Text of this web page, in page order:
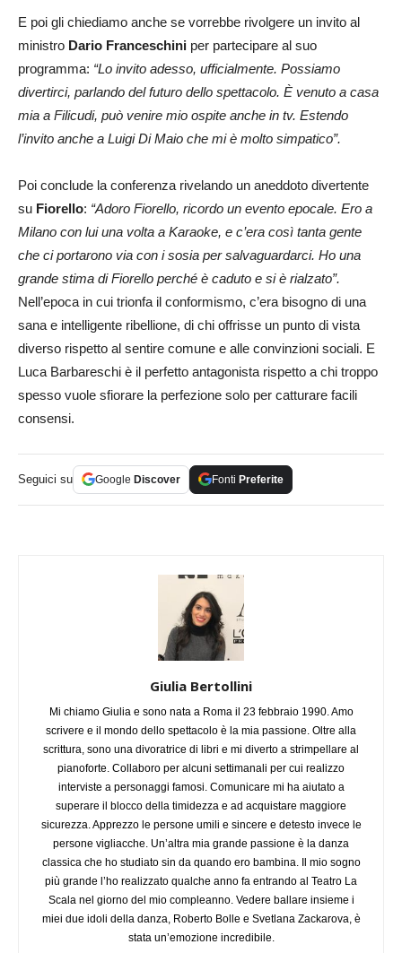
E poi gli chiediamo anche se vorrebbe rivolgere un invito al
ministro Dario Franceschini per partecipare al suo
programma: “Lo invito adesso, ufficialmente. Possiamo
divertirci, parlando del futuro dello spettacolo. È venuto a casa
mia a Filicudi, può venire mio ospite anche in tv. Estendo
l’invito anche a Luigi Di Maio che mi è molto simpatico”.
Poi conclude la conferenza rivelando un aneddoto divertente
su Fiorello: “Adoro Fiorello, ricordo un evento epocale. Ero a
Milano con lui una volta a Karaoke, e c’era così tanta gente
che ci portarono via con i sosia per salvaguardarci. Ho una
grande stima di Fiorello perché è caduto e si è rialzato”.
Nell’epoca in cui trionfa il conformismo, c’era bisogno di una
sana e intelligente ribellione, di chi offrisse un punto di vista
diverso rispetto al sentire comune e alle convinzioni sociali. E
Luca Barbareschi è il perfetto antagonista rispetto a chi troppo
spesso vuole sfiorare la perfezione solo per catturare facili
consensi.
Seguici su Google Discover Fonti Preferite
Giulia Bertollini
Mi chiamo Giulia e sono nata a Roma il 23 febbraio 1990. Amo
scrivere e il mondo dello spettacolo è la mia passione. Oltre alla
scrittura, sono una divoratrice di libri e mi diverto a strimpellare al
pianoforte. Collaboro per alcuni settimanali per cui realizzo
interviste a personaggi famosi. Comunicare mi ha aiutato a
superare il blocco della timidezza e ad acquistare maggiore
sicurezza. Apprezzo le persone umili e sincere e detesto invece le
persone vigliacche. Un’altra mia grande passione è la danza
classica che ho studiato sin da quando ero bambina. Il mio sogno
più grande l’ho realizzato qualche anno fa entrando al Teatro La
Scala nel giorno del mio compleanno. Vedere ballare insieme i
miei due idoli della danza, Roberto Bolle e Svetlana Zackarova, è
stata un’emozione incredibile.